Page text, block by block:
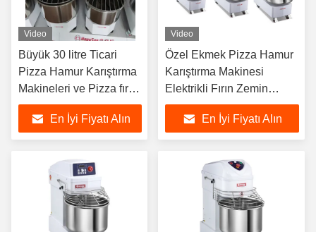
Video
Büyük 30 litre Ticari
Pizza Hamur Karıştırma
Makineleri ve Pizza fırını
için hamur yoğurma
makineleriEn İyi Fiyatı Alın
Video
Özel Ekmek Pizza Hamur
Karıştırma Makinesi
Elektrikli Fırın Zemin
Planet Standı
En İyi Fiyatı Alın